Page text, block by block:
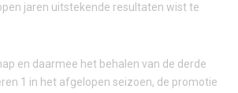
jaren uitstekende resultaten wist te
en daarmee het behalen van de derde
1 in het afgelopen seizoen, de promotie